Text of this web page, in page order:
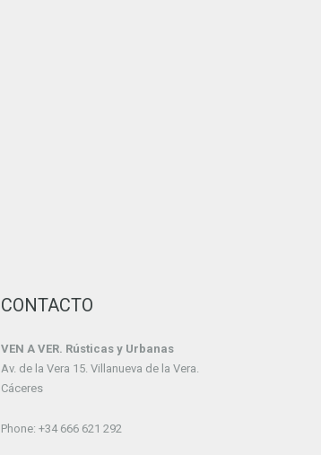
CONTACTO
VEN A VER. Rústicas y Urbanas
Av. de la Vera 15. Villanueva de la Vera.
Cáceres
Phone: +34 666 621 292